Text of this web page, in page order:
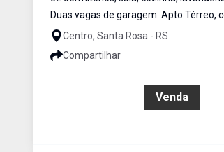
Duas vagas de garagem. Apto Térreo,
Centro, Santa Rosa - RS
Compartilhar
Venda